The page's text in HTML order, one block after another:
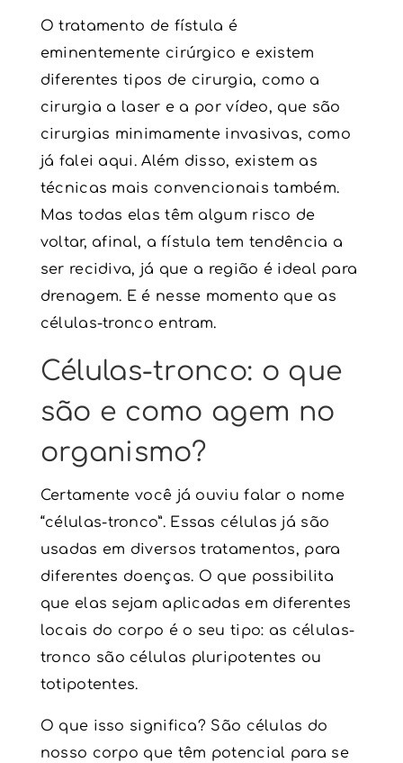
O tratamento de fístula é
eminentemente cirúrgico e existem
diferentes tipos de cirurgia, como a
cirurgia a laser e a por vídeo, que são
cirurgias minimamente invasivas, como
já falei aqui. Além disso, existem as
técnicas mais convencionais também.
Mas todas elas têm algum risco de
voltar, afinal, a fístula tem tendência a
ser recidiva, já que a região é ideal para
drenagem. E é nesse momento que as
células-tronco entram.
Células-tronco: o que
são e como agem no
organismo?
Certamente você já ouviu falar o nome
“células-tronco”. Essas células já são
usadas em diversos tratamentos, para
diferentes doenças. O que possibilita
que elas sejam aplicadas em diferentes
locais do corpo é o seu tipo: as células-
tronco são células pluripotentes ou
totipotentes.
O que isso significa? São células do
nosso corpo que têm potencial para se